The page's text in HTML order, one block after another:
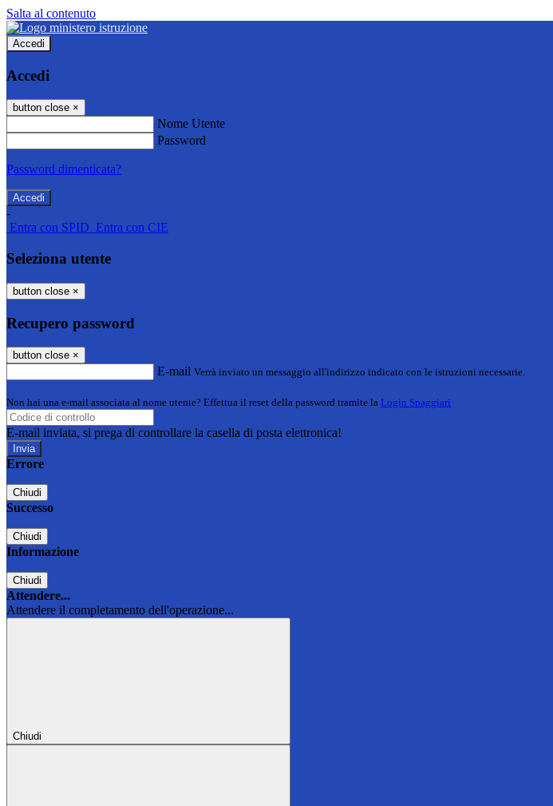
Salta al contenuto
Accedi
Accedi
button close ×
Nome Utente
Password
Password dimenticata?
-
Entra con SPID Entra con CIE
Seleziona utente
button close ×
Recupero password
button close ×
E-mail Verrà inviato un messaggio all'indirizzo indicato con le istruzioni necessarie.
Non hai una e-mail associata al nome utente? Effettua il reset della password tramite la Login Spaggiari
E-mail inviata, si prega di controllare la casella di posta elettronica!
Errore
Chiudi
Successo
Chiudi
Informazione
Chiudi
Attendere...
Attendere il completamento dell'operazione...
Chiudi